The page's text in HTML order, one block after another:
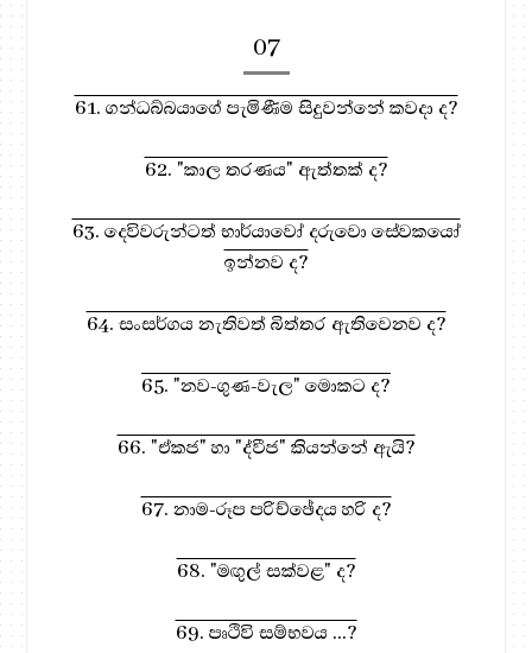
07
61. ගන්ධබ්බයාගේ පැමිණීම සිදුවන්නේ කවදා ද?
62. "කාල තරණය" ඇත්තක් ද?
63. දෙවිවරුන්ටත් භාර්යාවෝ දරුවො සේවකයෝ
ඉන්නව ද?
64. සංසර්ගය නැතිවත් බිත්තර ඇතිවෙනව ද?
65. "නව-ගුණ-වැල" මොකට ද?
66. "ඒකජ" හා "ද්වීජ" කියන්නේ ඇයි?
67. නාම-රූප පරිච්ඡේදය හරි ද?
68. "මඟුල් සක්වළ" ද?
69. පෘථිවි සම්භවය ...?